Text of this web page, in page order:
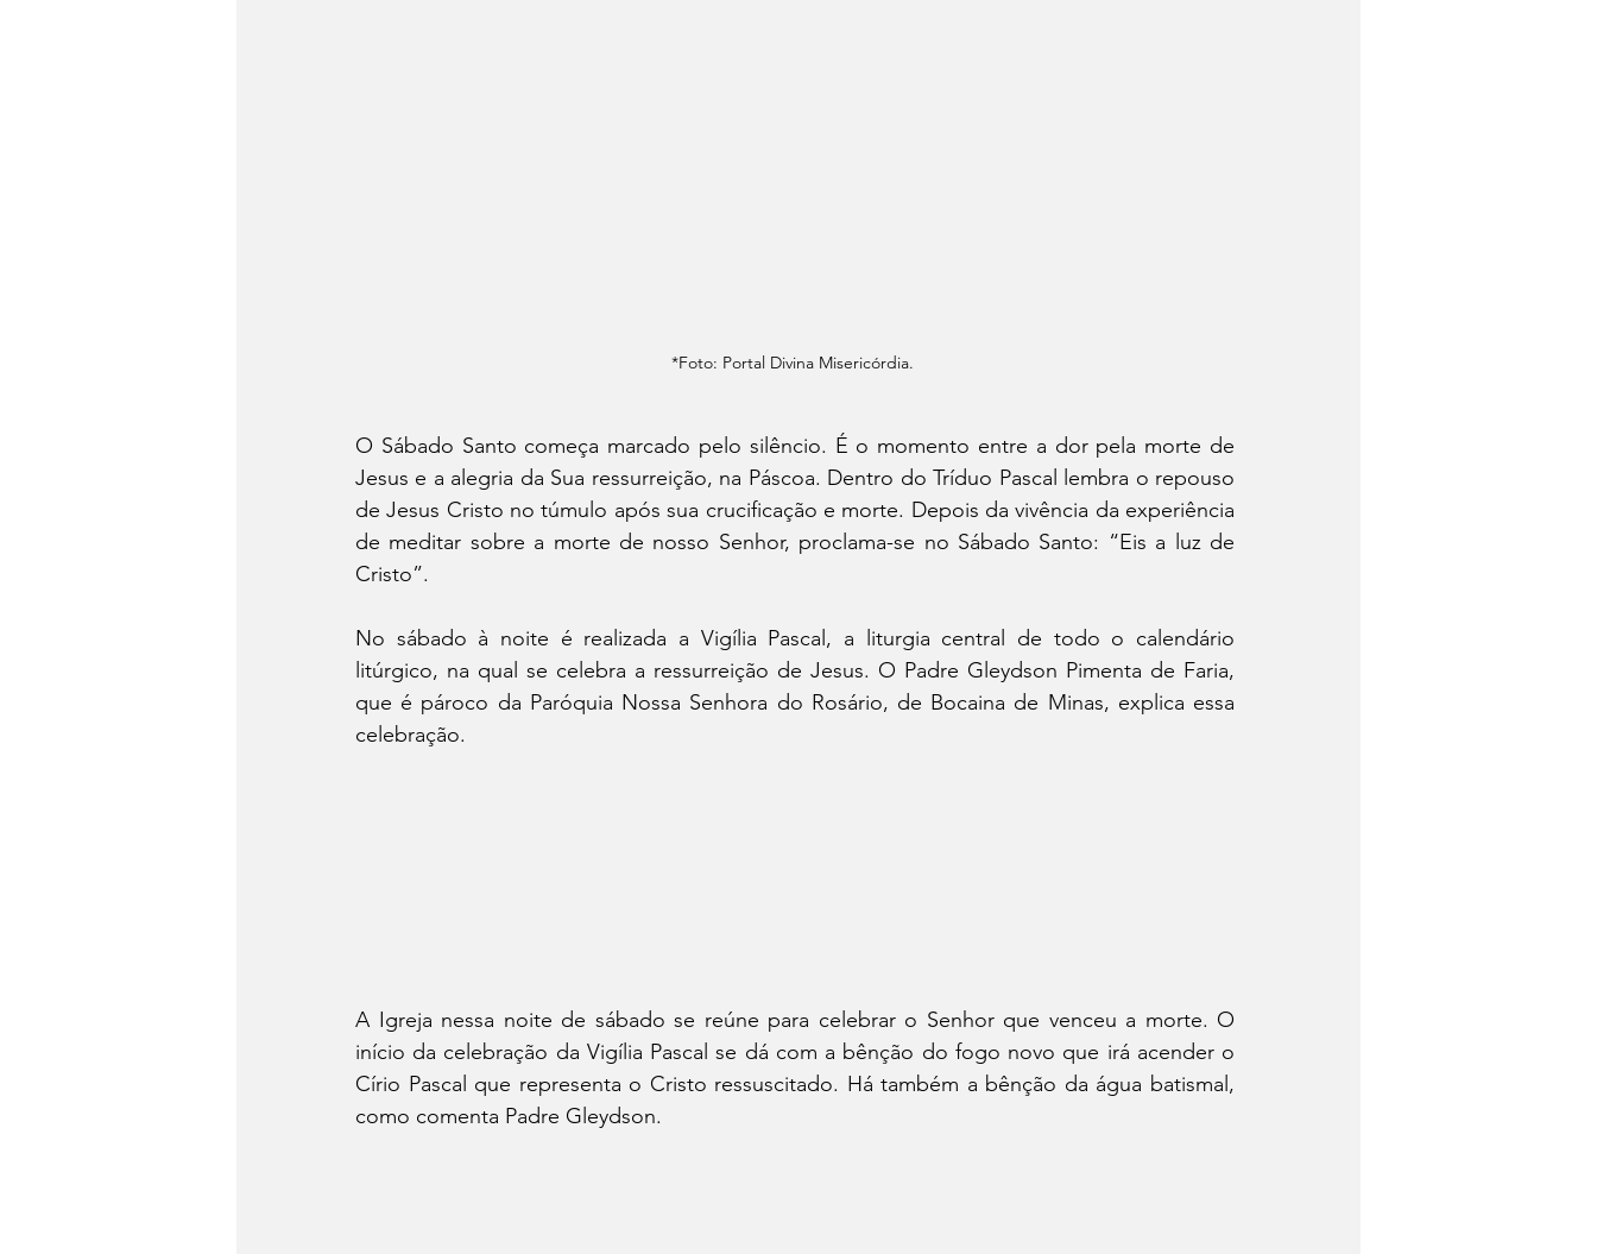
*Foto: Portal Divina Misericórdia.
O Sábado Santo começa marcado pelo silêncio. É o momento entre a dor pela morte de
Jesus e a alegria da Sua ressurreição, na Páscoa. Dentro do Tríduo Pascal lembra o repouso
de Jesus Cristo no túmulo após sua crucificação e morte. Depois da vivência da experiência
de meditar sobre a morte de nosso Senhor, proclama-se no Sábado Santo: “Eis a luz de
Cristo”.
No sábado à noite é realizada a Vigília Pascal, a liturgia central de todo o calendário
litúrgico, na qual se celebra a ressurreição de Jesus. O Padre Gleydson Pimenta de Faria,
que é pároco da Paróquia Nossa Senhora do Rosário, de Bocaina de Minas, explica essa
celebração.
A Igreja nessa noite de sábado se reúne para celebrar o Senhor que venceu a morte. O
início da celebração da Vigília Pascal se dá com a bênção do fogo novo que irá acender o
Círio Pascal que representa o Cristo ressuscitado. Há também a bênção da água batismal,
como comenta Padre Gleydson.